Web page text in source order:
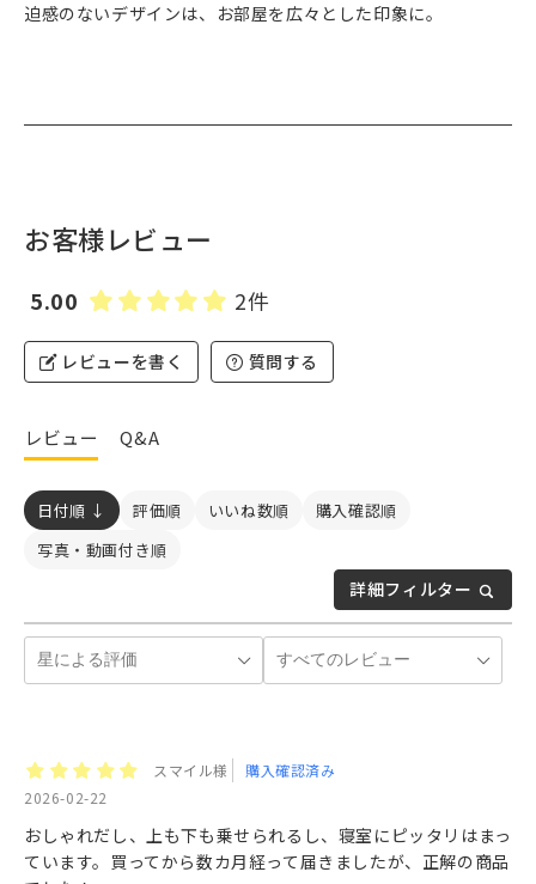
迫感のないデザインは、お部屋を広々とした印象に。
お客様レビュー
5.00 2件
レビューを書く 質問する
レビュー Q&A
詳細フィルター
日付順 ↓ 評価順 いいね数順
購入確認順
写真・動画付き順
スマイル様
購入確認済み
2026-02-22
おしゃれだし、上も下も乗せられるし、寝室にピッタリはまっ
ています。買ってから数カ月経って届きましたが、正解の商品